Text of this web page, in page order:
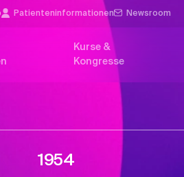
Patienten­informationen Newsroom
Kurse &
Kongresse
1954